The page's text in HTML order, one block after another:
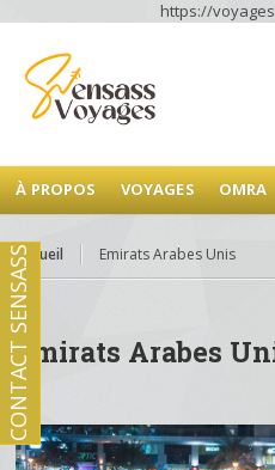
https://
À PROPOS VOYAGES OMRA
Accueil Emirats Arabes Unis
Emirats Arabes
CONTACT SENSASS